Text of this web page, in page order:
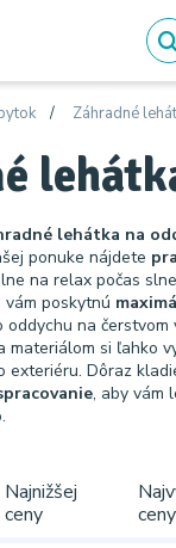
Záhradné
lehátka na
ponuke nájdete
na relax počas
poskytnú
na čerstvom
materiálom si ľahko
exteriéru. Dôraz
, aby vám
Najnižšej
ceny
ceny